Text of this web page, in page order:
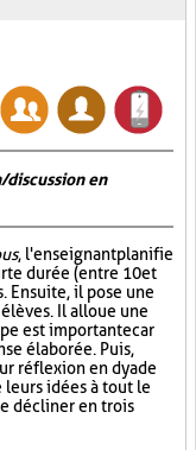
en
, l'enseignant planifie
durée (entre 10 et
Ensuite, il pose une
Il alloue une
est importante car
élaborée. Puis,
réflexion en dyade
leurs idées à tout le
décliner en trois